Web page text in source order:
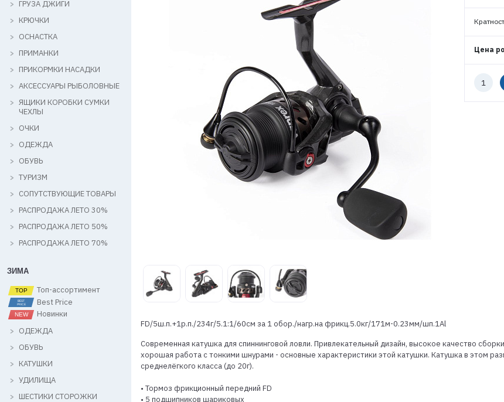
ЭЛЕКТРОННАЯ ПОЧТА (ЛОГИН)
ПАРОЛЬ
ЗАБЫЛИ ПАРОЛЬ?
РЕГИСТРАЦИЯ ОПТ
ГРУЗА ДЖИГИ
КРЮЧКИ
ОСНАСТКА
ПРИМАНКИ
ПРИКОРМКИ НАСАДКИ
АКСЕССУАРЫ РЫБОЛОВНЫЕ
ЯЩИКИ КОРОБКИ СУМКИ
ЧЕХЛЫ
ОЧКИ
ОДЕЖДА
ОБУВЬ
ТУРИЗМ
СОПУТСТВУЮЩИЕ ТОВАРЫ
РАСПРОДАЖА ЛЕТО 30%
РАСПРОДАЖА ЛЕТО 50%
РАСПРОДАЖА ЛЕТО 70%
ЗИМА
Топ-ассортимент
Best Price
Новинки
ОДЕЖДА
ОБУВЬ
КАТУШКИ
УДИЛИЩА
ШЕСТИКИ СТОРОЖКИ
Цена
FD/5ш.п.+1р.п./234г/5.1:1/60см за 1 обор./нагр.на фрикц.5.0кг/171м-0.23мм/шп.1Al
Современная катушка для спиннинговой ловли. Привлекательный дизайн, высокое качество
хорошая работа с тонкими шнурами - основные характеристики этой катушки. Катушка в этом
среднелёгкого класса (до 20г).
• Тормоз фрикционный передний FD
• 5 подшипников шариковых